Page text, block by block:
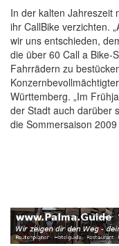
In der kalten Jahreszeit
ihr CallBike verzichten.
wir uns entschieden,
die über 60 Call a Bike-
Fahrrädern zu
Württemberg. „Im
der Stadt auch darüber
die Sommersaison